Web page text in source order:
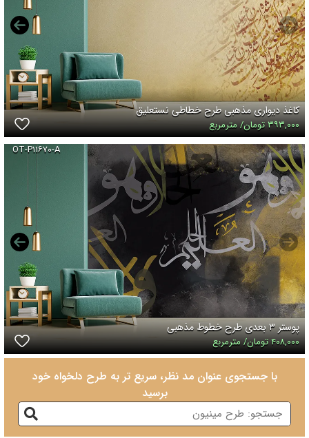
کاغذ دیواری مذهبی طرح خطاطی نستعلیق
۳۹۳,۰۰۰ تومان/ مترمربع
OT-P۱۱۶۷۰-A
پوستر ۳ بعدی طرح خطوط مذهبی
۴۰۸,۰۰۰ تومان/ مترمربع
با جستجوی عنوان مد نظر، سریع تر به طرح دلخواه خود
برسید